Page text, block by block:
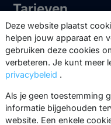
Tarieven
Marketing Suite
SMTPeter tarieven
MailerQ tarieven
Deze website plaatst
helpen jouw apparaat en
gebruiken deze cookies
verbeteren. Je kunt meer
privacybeleid .
Als je geen toestemming
informatie bijgehouden
website. Een enkele